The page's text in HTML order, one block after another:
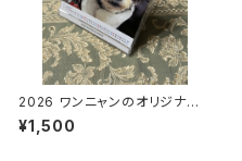
2026 ワンニャンのオリジナル
卓上カレンダー CDサイズ
B：追加
¥1,500